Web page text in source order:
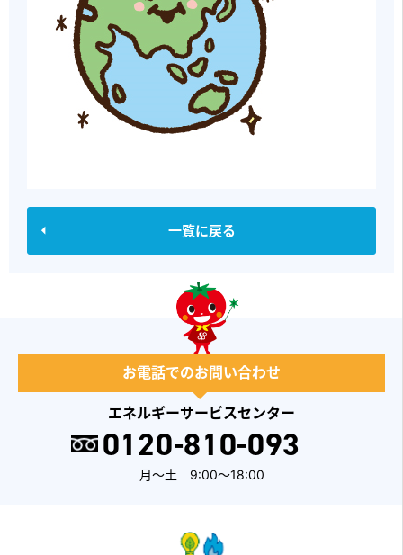
一覧に戻る
お電話でのお問い合わせ
エネルギーサービスセンター
0120-810-093
月～土 9:00～18:00